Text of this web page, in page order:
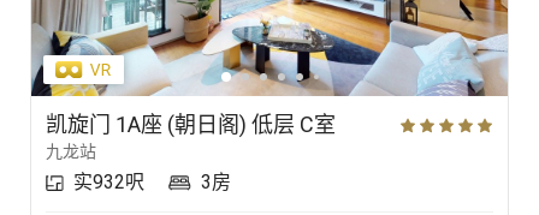
凯旋门 1A座 (朝日阁) 低层 C室
九龙站
实932呎 3房